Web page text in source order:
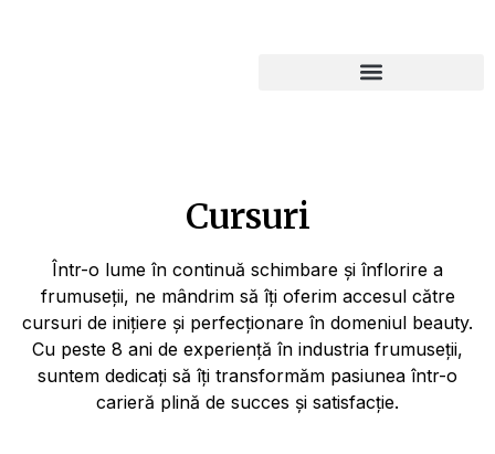
Cursuri
Într-o lume în continuă schimbare și înflorire a
frumuseții, ne mândrim să îți oferim accesul către
cursuri de inițiere și perfecționare în domeniul beauty.
Cu peste 8 ani de experiență în industria frumuseții,
suntem dedicați să îți transformăm pasiunea într-o
carieră plină de succes și satisfacție.